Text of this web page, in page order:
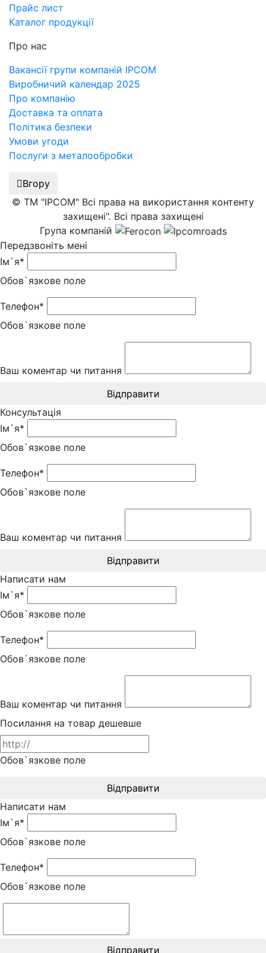
Прайс лист
Каталог продукції
Про нас
Вакансії групи компаній IPCOM
Виробничий календар 2025
Про компанію
Доставка та оплата
Політика безпеки
Умови угоди
Послуги з металообробки
Вгору
© ТМ "IPCOM" Всі права на використання контенту
захищені". Всі права захищені
Група компаній
Передзвоніть мені
Ім`я*
Обов`язкове поле
Телефон*
Обов`язкове поле
Ваш коментар чи питання
Відправити
Консультація
Ім`я*
Обов`язкове поле
Телефон*
Обов`язкове поле
Ваш коментар чи питання
Відправити
Написати нам
Ім`я*
Обов`язкове поле
Телефон*
Обов`язкове поле
Ваш коментар чи питання
Посилання на товар дешевше
Обов`язкове поле
Відправити
Написати нам
Ім`я*
Обов`язкове поле
Телефон*
Обов`язкове поле
Відправити